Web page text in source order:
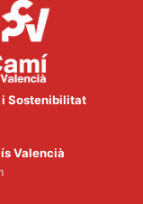
i Sostenibilitat
Valencià